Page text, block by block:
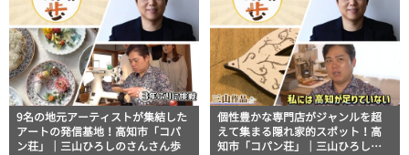
9名の地元アーティストが集結した
アートの発信基地！高知市「コパ
ン荘」｜三山ひろしのさんさん歩
個性豊かな専門店がジャンルを超
えて集まる隠れ家的スポット！高
知市「コパン荘」｜三山ひろしの